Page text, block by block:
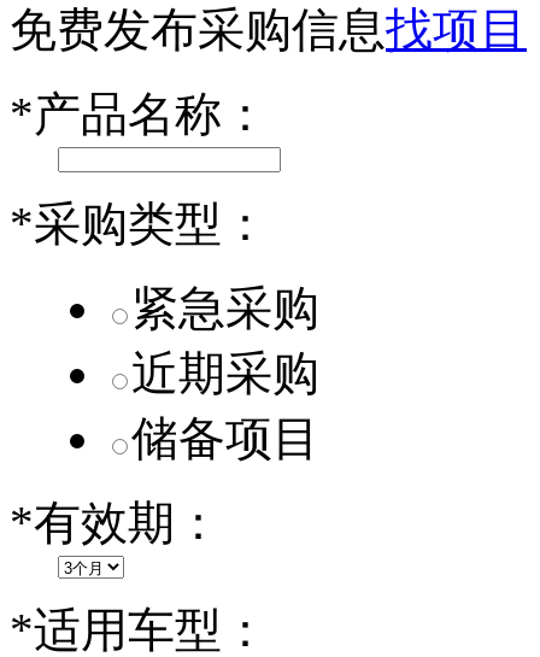
第二代 AION V核心零部件配套供应商一览
乐道L60核心零部件配套供应商一览
免费发布采购信息找项目
*产品名称：
*采购类型：
紧急采购
近期采购
储备项目
*有效期：
*适用车型：